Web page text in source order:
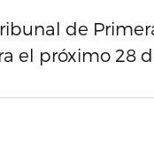
de
el próximo 28